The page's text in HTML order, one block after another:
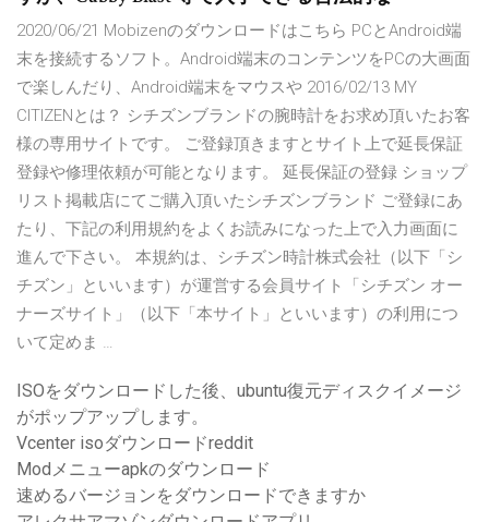
2020/06/21 Mobizenのダウンロードはこちら PCとAndroid端
末を接続するソフト。Android端末のコンテンツをPCの大画面
で楽しんだり、Android端末をマウスや 2016/02/13 MY
CITIZENとは？ シチズンブランドの腕時計をお求め頂いたお客
様の専用サイトです。 ご登録頂きますとサイト上で延長保証
登録や修理依頼が可能となります。 延長保証の登録 ショップ
リスト掲載店にてご購入頂いたシチズンブランド ご登録にあ
たり、下記の利用規約をよくお読みになった上で入力画面に
進んで下さい。 本規約は、シチズン時計株式会社（以下「シ
チズン」といいます）が運営する会員サイト「シチズン オー
ナーズサイト」（以下「本サイト」といいます）の利用につ
いて定めま …
ISOをダウンロードした後、ubuntu復元ディスクイメージ
がポップアップします。
Vcenter isoダウンロードreddit
Modメニューapkのダウンロード
速めるバージョンをダウンロードできますか